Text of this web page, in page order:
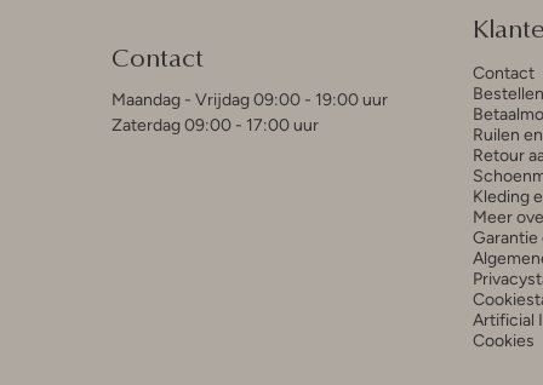
Contact
Maandag - Vrijdag 09:00 - 19:00 uur
Zaterdag 09:00 - 17:00 uur
Contact
Ruilen
Retour
Kleding
Meer
Garantie
Artificial
Cookies